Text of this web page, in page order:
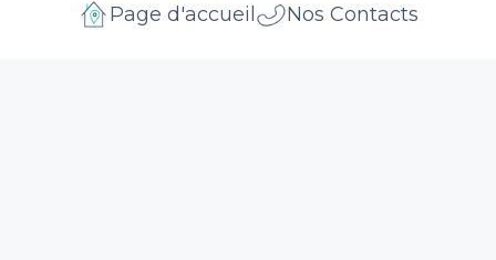
Page d'accueil Nos Contacts